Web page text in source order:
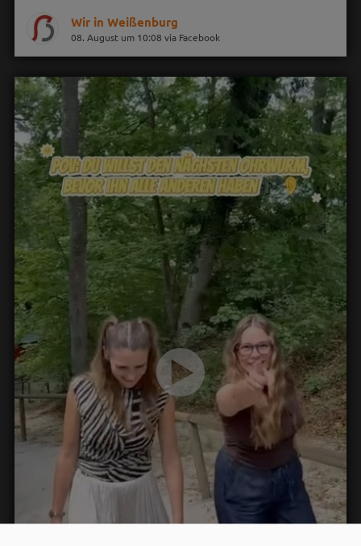
Wir in Weißenburg
08. August um 10:08 via Facebook